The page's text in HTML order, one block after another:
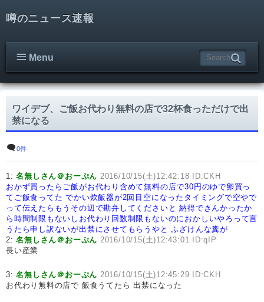
噂のニュース速報
Menu
ワイデブ、ご飯お代わり無料の店で32杯食っただけで出
禁になる
0件
1:名無しさん＠おーぷん 2016/10/15(土)12:42:18 ID:CKH
おかず買ったらご飯がお代わり含めて無料の店で30円のゆで卵買っ
てご飯食ってた でかい炊飯器が2回目空になったタイミングで空やで
って伝えたらもうその辺で勘弁してくださいと 納得できんかったか
ら時間制限もないしお代わり回数制限もないのにおかしいやろって言
うたら申し訳ないが出禁にさせてもらうやと ふざけんな糞が
2:名無しさん＠おーぷん 2016/10/15(土)12:43:01 ID:qIP
長い産業
3:名無しさん＠おーぷん 2016/10/15(土)12:45:29 ID:CKH
お代わり無料の店で 飯食うてたら 出禁になった